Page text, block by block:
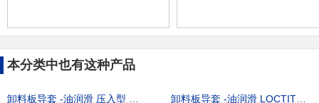
本分类中也有这种产品